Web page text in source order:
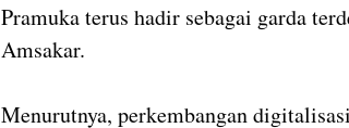
Pramuka terus hadir sebagai garda
Amsakar.
Menurutnya, perkembangan